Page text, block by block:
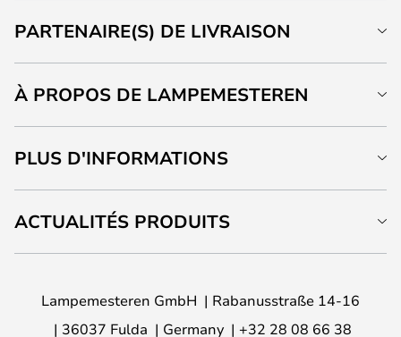
PARTENAIRE(S) DE LIVRAISON
À PROPOS DE LAMPEMESTEREN
PLUS D'INFORMATIONS
ACTUALITÉS PRODUITS
Lampemesteren GmbH
Rabanusstraße 14-16
36037 Fulda
Germany +32 28 08 66 38